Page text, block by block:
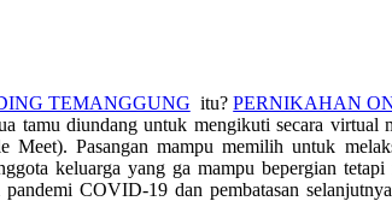
TEMANGGUNG itu?PERNIKAHAN
tamu diundang untuk mengikuti secara
Meet). Pasangan mampu memilih untuk
keluarga yang ga mampu bepergian
COVID-19 dan pembatasan